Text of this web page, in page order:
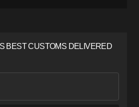
BEST CUSTOMS DELIVERED